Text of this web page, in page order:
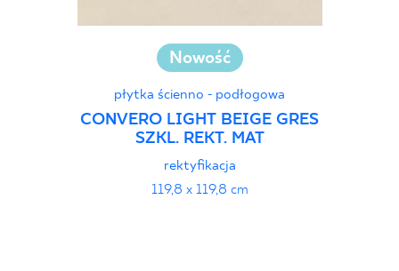
Nowość
płytka ścienno - podłogowa
CONVERO LIGHT BEIGE GRES
SZKL. REKT. MAT
rektyfikacja
119,8 x 119,8 cm